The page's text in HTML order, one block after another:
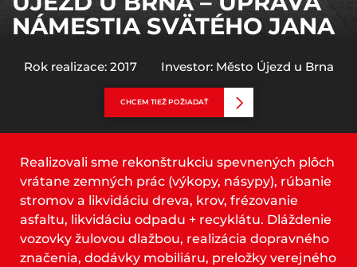
Rok realizace: 2017 Investor: Město Újezd u Brna
NÁMESTIA SVÄTÉHO JANA
CHCEM TIEŽ POŽIADAŤ
Realizovali sme rekonštrukciu spevnených plôch
vrátane zemných prác (výkopy, násypy), rúbanie
stromov a likvidáciu dreva, krov, frézovanie
asfaltu, likvidáciu odpadu + recyklátu. Dláždenie
vozovky žulovou dlažbou, realizácia dopravného
značenia, dodávky mobiliáru, preložky verejného